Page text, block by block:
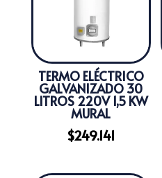
TERMO ELÉCTRICO
GALVANIZADO 30
LITROS 220V 1,5 KW
MURAL
$249.141